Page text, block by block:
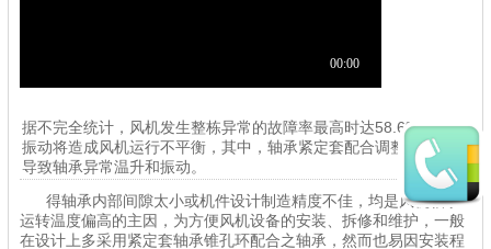
据不完全统计，风机发生整栋异常的故障率最高时达58.6%，由于
振动将造成风机运行不平衡，其中，轴承紧定套配合调整失当，会
导致轴承异常温升和振动。
得轴承内部间隙太小或机件设计制造精度不佳，均是风机轴承
运转温度偏高的主因，为方便风机设备的安装、拆修和维护，一般
在设计上多采用紧定套轴承锥孔环配合之轴承，然而也易因安装程